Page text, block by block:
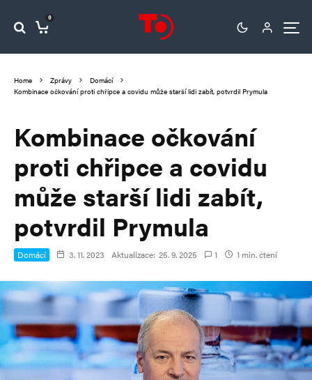
0
Home Zprávy
Domácí
Kombinace očkování proti chřipce a covidu může starší lidi zabít, potvrdil Prymula
Kombinace očkování
proti chřipce a covidu
může starší lidi zabít,
potvrdil Prymula
Domácí 3. 11. 2023 Aktualizace: 25. 9. 2025 1 1 min. čtení